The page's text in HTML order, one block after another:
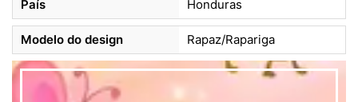
País Honduras
Modelo do design Rapaz/Rapariga